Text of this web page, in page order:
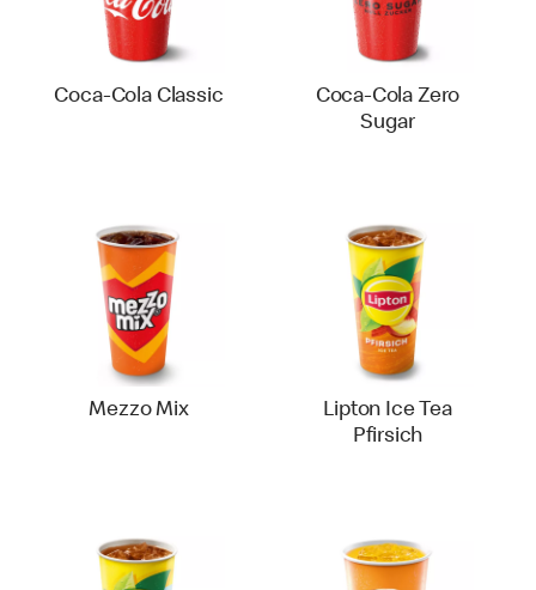
Coca-Cola Classic
Coca-Cola Zero
Sugar
Mezzo Mix
Lipton Ice Tea
Pfirsich